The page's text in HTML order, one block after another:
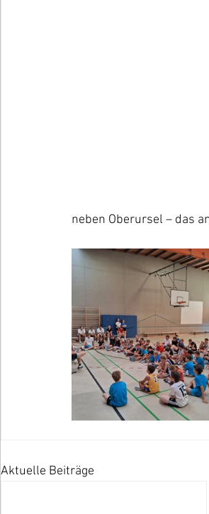
neben Oberursel – das
Aktuelle Beiträge